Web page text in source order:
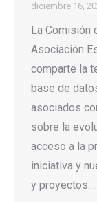
diciembre 16,
La Comisión
Asociación
comparte la
base de
asociados
sobre la
acceso a la
iniciativa y
y proyectos.…